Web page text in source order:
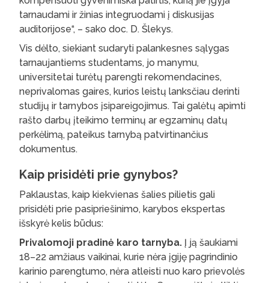
tarnaudami ir žinias integruodami į diskusijas
auditorijose“, – sako doc. D. Šlekys.
Vis dėlto, siekiant sudaryti palankesnes sąlygas
tarnaujantiems studentams, jo manymu,
universitetai turėtų parengti rekomendacines,
neprivalomas gaires, kurios leistų lanksčiau derinti
studijų ir tarnybos įsipareigojimus. Tai galėtų apimti
rašto darbų įteikimo terminų ar egzaminų datų
perkėlimą, pateikus tarnybą patvirtinančius
dokumentus.
Kaip prisidėti prie gynybos?
Paklaustas, kaip kiekvienas šalies pilietis gali
prisidėti prie pasipriešinimo, karybos ekspertas
išskyrė kelis būdus:
Privalomoji pradinė karo tarnyba. Į ją šaukiami
18–22 amžiaus vaikinai, kurie nėra įgiję pagrindinio
karinio parengtumo, nėra atleisti nuo karo prievolės